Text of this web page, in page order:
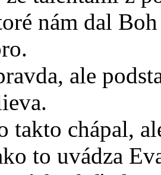
nám dal
ale
takto chápal,
to uvádza